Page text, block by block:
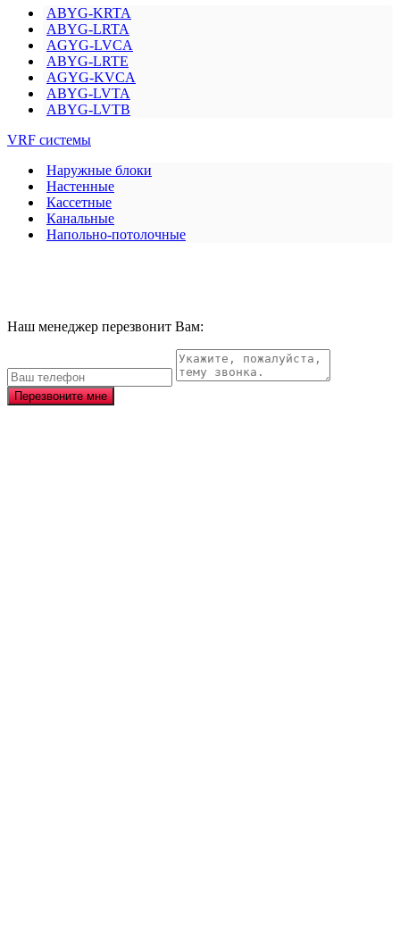
ABYG-KRTA
ABYG-LRTA
AGYG-LVCA
ABYG-LRTE
AGYG-KVCA
ABYG-LVTA
ABYG-LVTB
VRF системы
Наружные блоки
Настенные
Кассетные
Канальные
Напольно-потолочные
Наш менеджер перезвонит Вам:
Перезвоните мне